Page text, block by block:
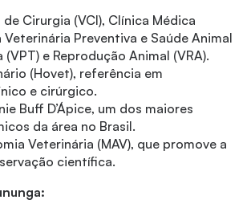
Cirurgia (VCI), Clínica Médica
Veterinária Preventiva e Saúde Animal
(VPT) e Reprodução Animal (VRA).
(Hovet), referência em
e cirúrgico.
Buff D’Ápice, um dos maiores
da área no Brasil.
Veterinária (MAV), que promove a
científica.